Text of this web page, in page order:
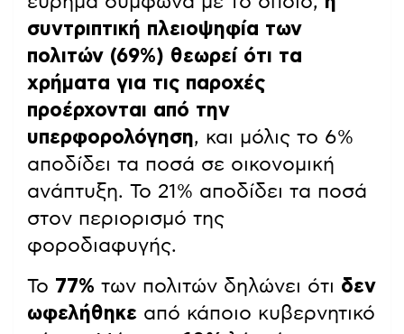
συντριπτική πλειοψηφία των
πολιτών (69%) θεωρεί ότι τα
χρήματα για τις παροχές
προέρχονται από την
υπερφορολόγηση, και μόλις το 6%
αποδίδει τα ποσά σε οικονομική
ανάπτυξη. Το 21% αποδίδει τα ποσά
στον περιορισμό της
φοροδιαφυγής.
Το 77% των πολιτών δηλώνει ότι δεν
ωφελήθηκε από κάποιο κυβερνητικό